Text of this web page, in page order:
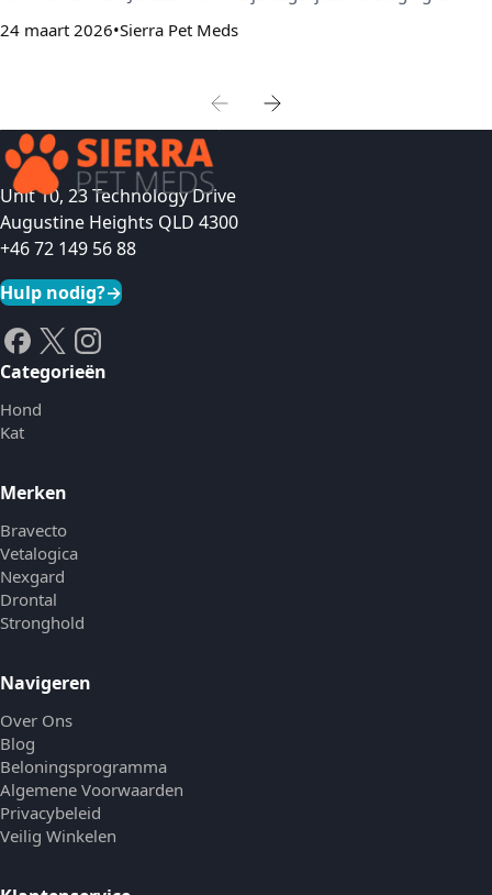
gezondheid te ondersteunen.
24 maart 2026 Sierra Pet Meds
Unit 10, 23 Technology Drive
Augustine Heights QLD 4300
+46 72 149 56 88
Hulp nodig?→
Categorieën
Hond
Kat
Merken
Bravecto
Vetalogica
Nexgard
Drontal
Stronghold
Navigeren
Over Ons
Blog
Beloningsprogramma
Algemene Voorwaarden
Privacybeleid
Veilig Winkelen